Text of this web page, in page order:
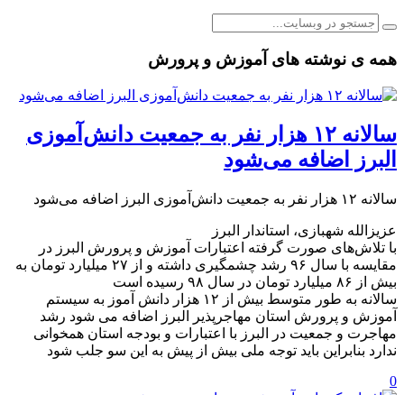
همه ی نوشته های آموزش و پرورش
️سالانه ۱۲ هزار نفر به جمعیت دانش‌آموزی
البرز اضافه می‌شود
️سالانه ۱۲ هزار نفر به جمعیت دانش‌آموزی البرز اضافه می‌شود
عزیزالله شهبازی، استاندار البرز
با تلاش‌های صورت گرفته اعتبارات آموزش و پرورش البرز در
مقایسه با سال ۹۶ رشد چشمگیری داشته و از ۲۷ میلیارد تومان به
بیش از ۸۶ میلیارد تومان در سال ۹۸ رسیده است
سالانه به طور متوسط بیش از ۱۲ هزار دانش آموز به سیستم
آموزش و پرورش استان مهاجرپذیر البرز اضافه می شود رشد
مهاجرت و جمعیت در البرز با اعتبارات و بودجه استان همخوانی
ندارد بنابراین باید توجه ملی بیش از پیش به این سو جلب شود
0